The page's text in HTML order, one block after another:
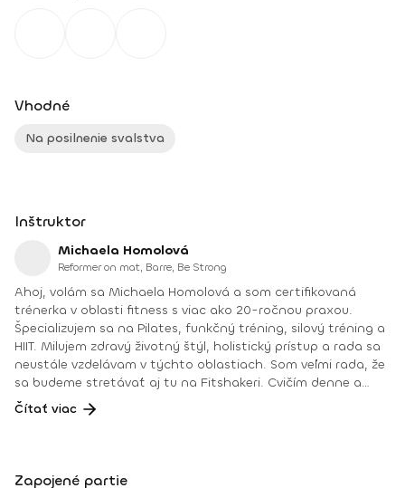
Vhodné
Na posilnenie svalstva
Inštruktor
Michaela Homolová
Reformer on mat, Barre, Be Strong
Ahoj, volám sa Michaela Homolová a som certifikovaná
trénerka v oblasti fitness s viac ako 20-ročnou praxou.
Špecializujem sa na Pilates, funkčný tréning, silový tréning a
HIIT. Milujem zdravý životný štýl, holistický prístup a rada sa
neustále vzdelávam v týchto oblastiach. Som veľmi rada, že
sa budeme stretávať aj tu na Fitshakeri. Cvičím denne a
verím, že tréningy by mali byť rozmanité, aby sme dosiahli
maximálne výsledky vo všetkých oblastiach – kardio, sila,
prechádzky, bicyklovanie či plávanie. Zdravé stravovanie,
Čítať viac
Zapojené partie